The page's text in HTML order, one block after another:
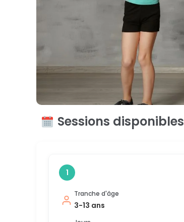
Sessions disponibles
1
Tranche d'âge
3-13 ans